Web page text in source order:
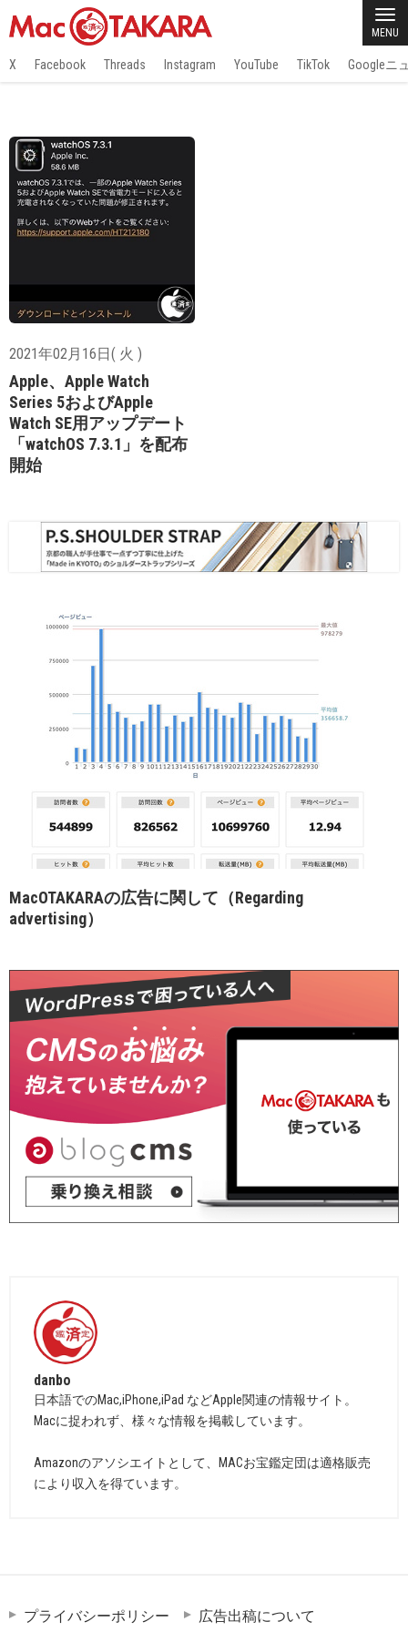
MENU
X Facebook Threads Instagram YouTube TikTok Googleニ
2021年02月16日( 火 )
Apple、Apple Watch
Series 5およびApple
Watch SE用アップデート
「watchOS 7.3.1」を配布
開始
MacOTAKARAの広告に関して（Regarding
advertising）
danbo
日本語でのMac,iPhone,iPad などApple関連の情報サイト。
Macに捉われず、様々な情報を掲載しています。
Amazonのアソシエイトとして、MACお宝鑑定団は適格販売
により収入を得ています。
プライバシーポリシー
広告出稿について